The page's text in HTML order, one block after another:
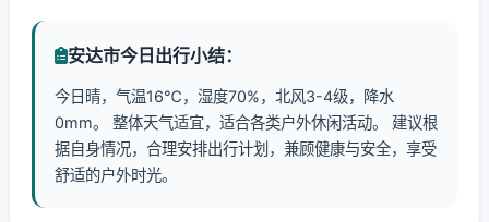
安达市今日出行小结：
今日晴，气温16℃，湿度70%，北风3-4级，降水
0mm。 整体天气适宜，适合各类户外休闲活动。 建议根
据自身情况，合理安排出行计划，兼顾健康与安全，享受
舒适的户外时光。